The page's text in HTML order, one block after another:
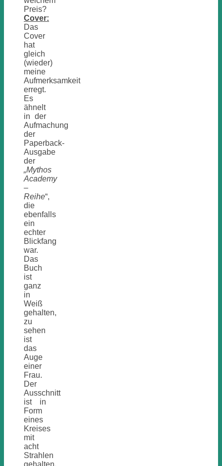
Preis?
Cover:
Das
Cover
hat
gleich
(wieder)
meine
Aufmerksamkeit
erregt.
Es
ähnelt
in der
Aufmachung
der
Paperback-
Ausgabe
der
„Mythos
Academy
–
Reihe“,
die
ebenfalls
ein
echter
Blickfang
war.
Das
Buch
ist
ganz
in
Weiß
gehalten,
zu
sehen
ist
das
Auge
einer
Frau.
Der
Ausschnitt
ist in
Form
eines
Kreises
mit
acht
Strahlen
gehalten,